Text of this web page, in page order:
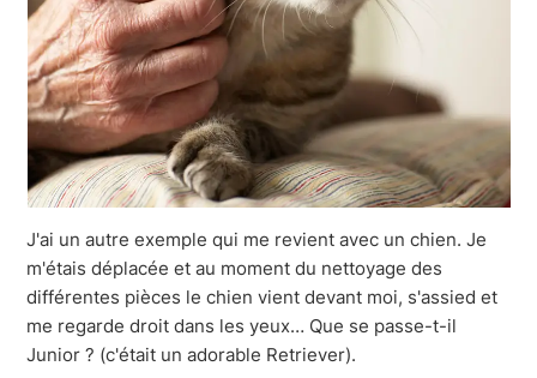
J'ai un autre exemple qui me revient avec un chien. Je
m'étais déplacée et au moment du nettoyage des
différentes pièces le chien vient devant moi, s'assied et
me regarde droit dans les yeux… Que se passe-t-il
Junior ? (c'était un adorable Retriever).